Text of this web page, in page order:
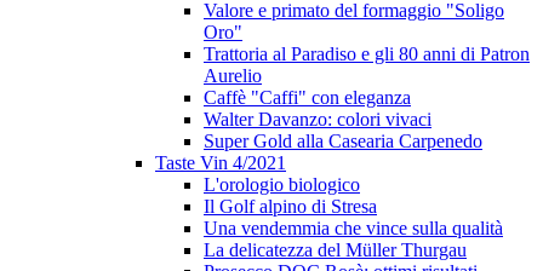
Valore e primato del formaggio "Soligo
Oro"
Trattoria al Paradiso e gli 80 anni di Patron
Aurelio
Caffè "Caffi" con eleganza
Walter Davanzo: colori vivaci
Super Gold alla Casearia Carpenedo
Taste Vin 4/2021
L'orologio biologico
Il Golf alpino di Stresa
Una vendemmia che vince sulla qualità
La delicatezza del Müller Thurgau